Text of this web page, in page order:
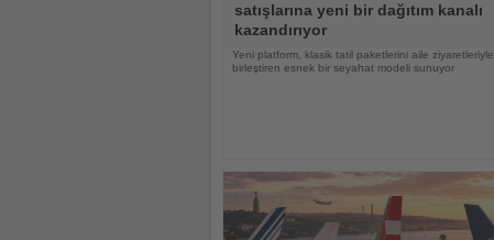
satışlarına yeni bir dağıtım kanalı
kazandırıyor
Yeni platform, klasik tatil paketlerini aile ziyaretleriyle
birleştiren esnek bir seyahat modeli sunuyor